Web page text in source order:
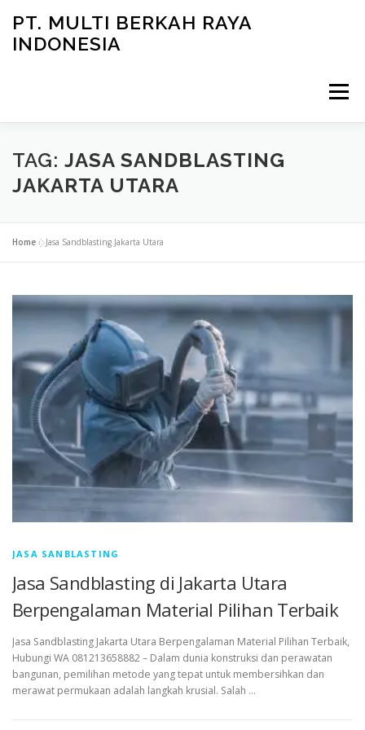
content
PT. MULTI BERKAH RAYA
INDONESIA
Menu
CONTACT
TAG: JASA SANDBLASTING
JAKARTA UTARA
Home »Jasa Sandblasting Jakarta Utara
JASA SANBLASTING
Jasa Sandblasting di Jakarta Utara
Berpengalaman Material Pilihan Terbaik
Jasa Sandblasting Jakarta Utara Berpengalaman Material Pilihan Terbaik,
Hubungi WA 081213658882 – Dalam dunia konstruksi dan perawatan
bangunan, pemilihan metode yang tepat untuk membersihkan dan
merawat permukaan adalah langkah krusial. Salah …